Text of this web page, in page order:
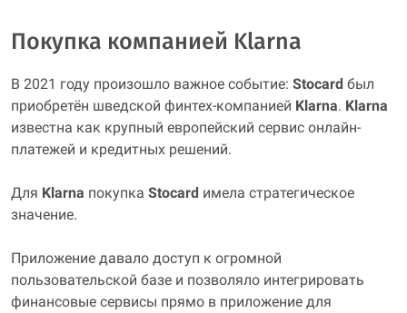
Покупка компанией Klarna
В 2021 году произошло важное событие: Stocard был
приобретён шведской финтех-компанией Klarna. Klarna
известна как крупный европейский сервис онлайн-
платежей и кредитных решений.
Для Klarna покупка Stocard имела стратегическое
значение.
Приложение давало доступ к огромной
пользовательской базе и позволяло интегрировать
финансовые сервисы прямо в приложение для